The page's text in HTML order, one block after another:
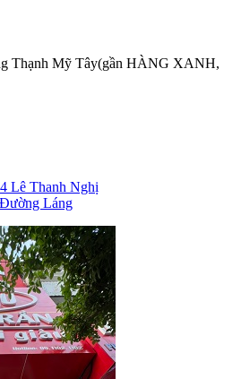
Thạnh Mỹ Tây(gần HÀNG XANH,
4 Lê Thanh Nghị
Láng